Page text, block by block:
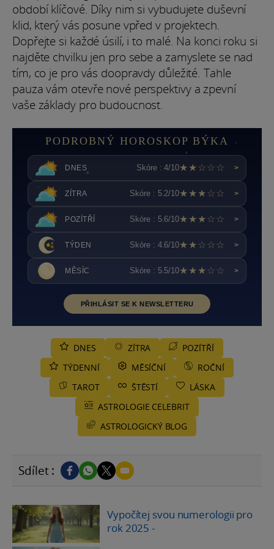
období klíčové. Díky nim si vybudujete duševní
klid, který vás posune vpřed v projektech.
Dopřejte si každé úsilí, i to malé. Na konci roku si
najděte chvilku jen pro sebe a zamyslete se nad
tím, co je pro vás doopravdy důležité. Tahle
pauza vám otevře nové perspektivy a zpevní
vaše základy pro budoucnost.
PODROBNÝ HOROSKOP BÝKA
DNES Skóre : 4/10★★☆☆☆ >
ZÍTRA Skóre : 5.2/10★★★☆☆ >
POZÍTŘÍ Skóre : 5.6/10★★★☆☆ >
TÝDEN Skóre : 4.6/10★★☆☆☆ >
MĚSÍC Skóre : 5.5/10★★★☆☆ >
PŘIHLÁSIT SE K NEWSLETTERU
DNES ZÍTRA
POZÍTŘÍ
TÝDENNÍ
MĚSÍČNÍ
ROČNÍ
TAROT
ŠTĚSTÍ
LÁSKA
ASTROLOGIE CELEBRIT
ASTROLOGICKÝ BLOG
Sdílet :
Vypočítej svou numerologii pro
rok 2025 -